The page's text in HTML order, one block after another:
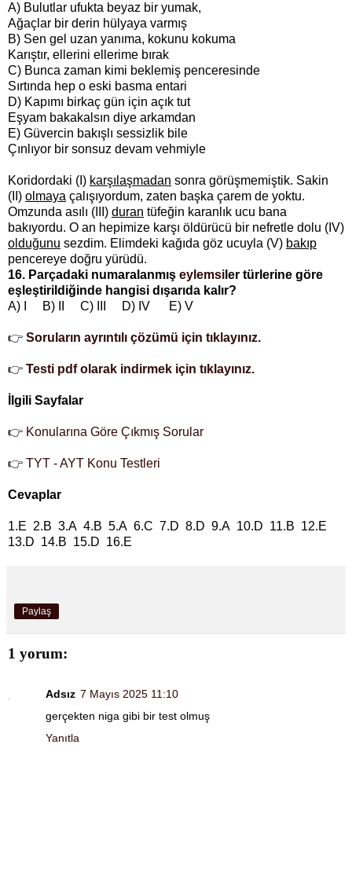
A) Bulutlar ufukta beyaz bir yumak,
Ağaçlar bir derin hülyaya varmış
B) Sen gel uzan yanıma, kokunu kokuma
Karıştır, ellerini ellerime bırak
C) Bunca zaman kimi beklemiş penceresinde
Sırtında hep o eski basma entari
D) Kapımı birkaç gün için açık tut
Eşyam bakakalsın diye arkamdan
E) Güvercin bakışlı sessizlik bile
Çınlıyor bir sonsuz devam vehmiyle
Koridordaki (I) karşılaşmadan sonra görüşmemiştik. Sakin
(II) olmaya çalışıyordum, zaten başka çarem de yoktu.
Omzunda asılı (III) duran tüfeğin karanlık ucu bana
bakıyordu. O an hepimize karşı öldürücü bir nefretle dolu (IV)
olduğunu sezdim. Elimdeki kağıda göz ucuyla (V) bakıp
pencereye doğru yürüdü.
16. Parçadaki numaralanmış eylemsi ler türlerine göre
eşleştirildiğinde hangisi dışarıda kalır?
A) I B) II C) III D) IV E) V
👉 Soruların ayrıntılı çözümü için tıklayınız.
👉 Testi pdf olarak indirmek için tıklayınız.
İlgili Sayfalar
👉 Konularına Göre Çıkmış Sorular
👉 TYT - AYT Konu Testleri
Cevaplar
1.E 2.B 3.A 4.B 5.A 6.C 7.D 8.D 9.A 10.D 11.B 12.E
13.D 14.B 15.D 16.E
Paylaş
1 yorum:
Adsız 7 Mayıs 2025 11:10
gerçekten niga gibi bir test olmuş
Yanıtla